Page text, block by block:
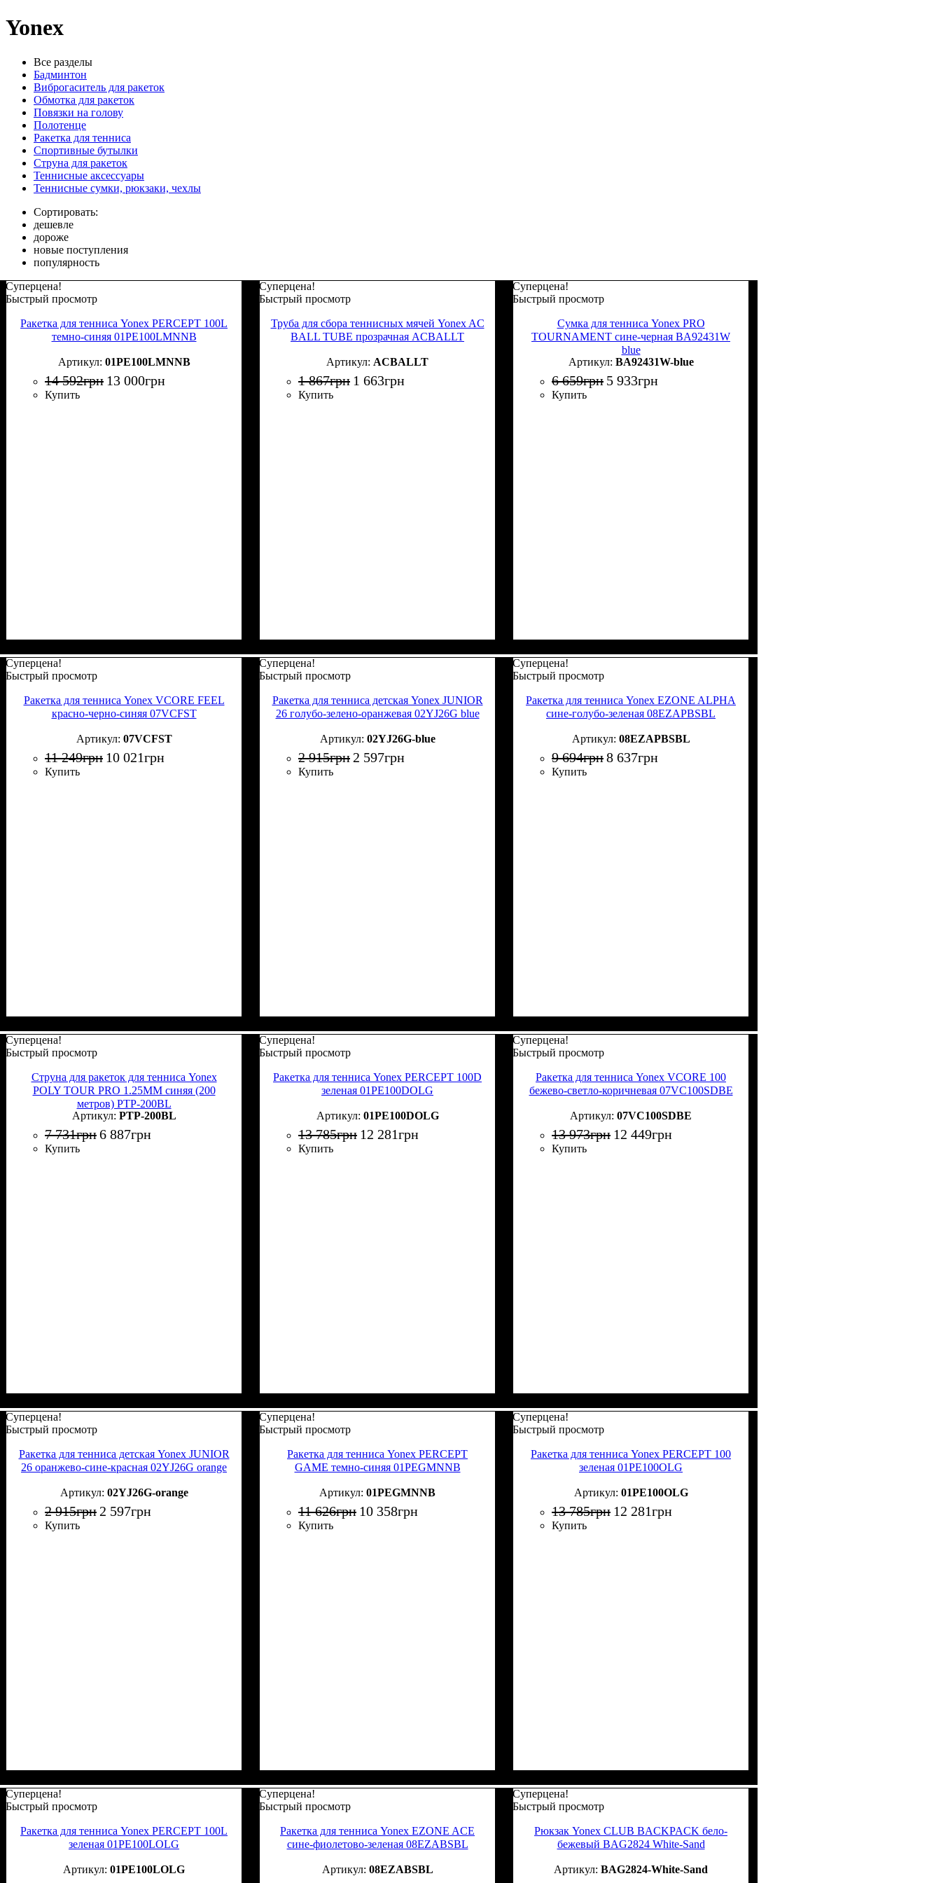
Yonex
Все разделы
Бадминтон
Виброгаситель для ракеток
Обмотка для ракеток
Повязки на голову
Полотенце
Ракетка для тенниса
Спортивные бутылки
Струна для ракеток
Теннисные аксессуары
Теннисные сумки, рюкзаки, чехлы
Сортировать:
дешевле
дороже
новые поступления
популярность
Суперцена!
Быстрый просмотр
Ракетка для тенниса Yonex PERCEPT 100L
темно-синяя 01PE100LMNNB
01PE100LMNNB
14 592грн 13 000грн
Купить
Суперцена!
Быстрый просмотр
Труба для сбора теннисных мячей Yonex AC
BALL TUBE прозрачная ACBALLT
ACBALLT
1 867грн 1 663грн
Купить
Суперцена!
Быстрый просмотр
Сумка для тенниса Yonex PRO
TOURNAMENT сине-черная BA92431W
blue
BA92431W-blue
6 659грн 5 933грн
Купить
Суперцена!
Быстрый просмотр
Ракетка для тенниса Yonex VCORE FEEL
красно-черно-синяя 07VCFST
07VCFST
11 249грн 10 021грн
Купить
Суперцена!
Быстрый просмотр
Ракетка для тенниса детская Yonex JUNIOR
26 голубо-зелено-оранжевая 02YJ26G blue
02YJ26G-blue
2 915грн 2 597грн
Купить
Суперцена!
Быстрый просмотр
Ракетка для тенниса Yonex EZONE ALPHA
сине-голубо-зеленая 08EZAPBSBL
08EZAPBSBL
9 694грн8 637грн
Купить
Суперцена!
Быстрый просмотр
Струна для ракеток для тенниса Yonex
POLY TOUR PRO 1.25MM синяя (200
метров) PTP-200BL
PTP-200BL
7 731грн6 887грн
Купить
Суперцена!
Быстрый просмотр
Ракетка для тенниса Yonex PERCEPT 100D
зеленая 01PE100DOLG
01PE100DOLG
13 785грн 12 281грн
Купить
Суперцена!
Быстрый просмотр
Ракетка для тенниса Yonex VCORE 100
бежево-светло-коричневая 07VC100SDBE
07VC100SDBE
13 973грн 12 449грн
Купить
Суперцена!
Быстрый просмотр
Ракетка для тенниса детская Yonex JUNIOR
26 оранжево-сине-красная 02YJ26G orange
02YJ26G-orange
2 915грн 2 597грн
Купить
Суперцена!
Быстрый просмотр
Ракетка для тенниса Yonex PERCEPT
GAME темно-синяя 01PEGMNNB
01PEGMNNB
11 626грн 10 358грн
Купить
Суперцена!
Быстрый просмотр
Ракетка для тенниса Yonex PERCEPT 100
зеленая 01PE100OLG
01PE100OLG
13 785грн 12 281грн
Купить
Суперцена!
Быстрый просмотр
Ракетка для тенниса Yonex PERCEPT 100L
зеленая 01PE100LOLG
01PE100LOLG
Суперцена!
Быстрый просмотр
Ракетка для тенниса Yonex EZONE ACE
сине-фиолетово-зеленая 08EZABSBL
08EZABSBL
Суперцена!
Быстрый просмотр
Рюкзак Yonex CLUB BACKPACK бело-
бежевый BAG2824 White-Sand
BAG2824-White-Sand